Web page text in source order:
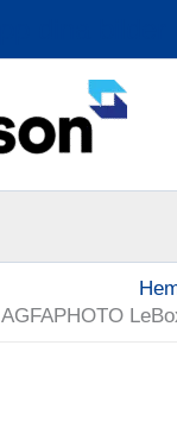
AGFAPHOTO